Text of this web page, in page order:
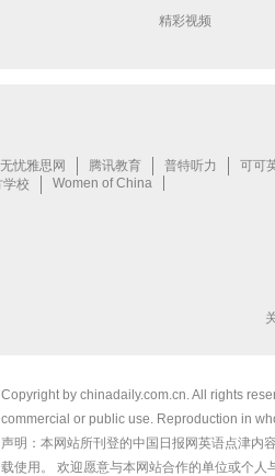
精彩视频
Copyright by chinadaily.com.cn. All rights
commercial or public use. Reproduction in
声明：本网站所刊登的中国日报网英语点津内
载使用。 欢迎愿意与本网站合作的单位或个人